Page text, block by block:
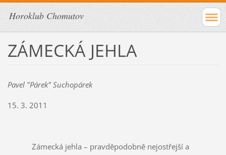
Horoklub Chomutov
ZÁMECKÁ JEHLA
Pavel "Párek" Suchopárek
15. 3. 2011
Zámecká jehla – pravděpodobně nejostřejší a